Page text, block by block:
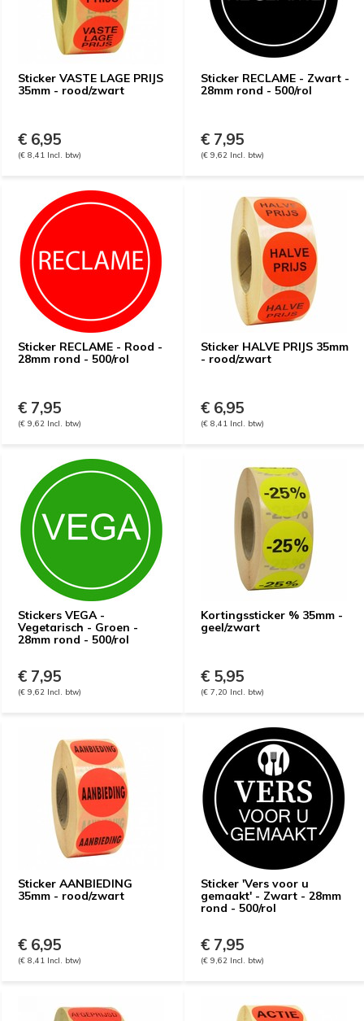
Sticker VASTE LAGE PRIJS
35mm - rood/zwart
€ 6,95
(€ 8,41 Incl. btw)
Sticker RECLAME - Zwart -
28mm rond - 500/rol
€ 7,95
(€ 9,62 Incl. btw)
Sticker RECLAME - Rood -
28mm rond - 500/rol
€ 7,95
(€ 9,62 Incl. btw)
Sticker HALVE PRIJS 35mm
- rood/zwart
€ 6,95
(€ 8,41 Incl. btw)
Stickers VEGA -
Vegetarisch - Groen -
28mm rond - 500/rol
€ 7,95
(€ 9,62 Incl. btw)
Kortingssticker % 35mm -
geel/zwart
€ 5,95
(€ 7,20 Incl. btw)
Sticker AANBIEDING
35mm - rood/zwart
€ 6,95
(€ 8,41 Incl. btw)
Sticker 'Vers voor u
gemaakt' - Zwart - 28mm
rond - 500/rol
€ 7,95
(€ 9,62 Incl. btw)